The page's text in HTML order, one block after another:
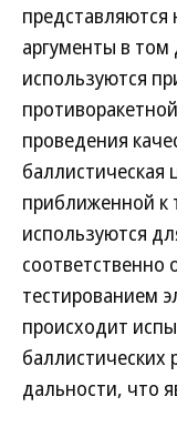
аргументы в
используются
проведения
приближенной к
используются
соответственно
тестированием
происходит
баллистических
дальности, что